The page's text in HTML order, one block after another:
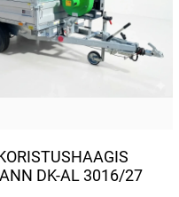
DK-AL 3016/27